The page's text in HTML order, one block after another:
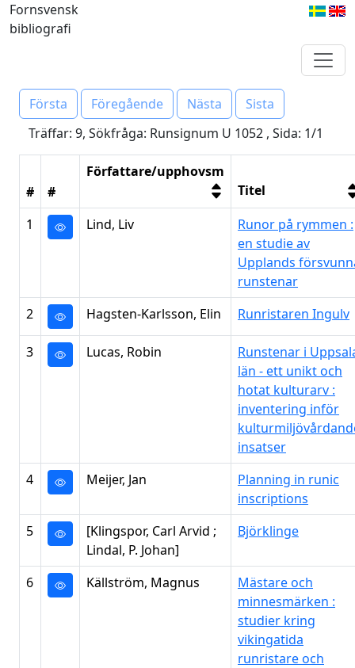
Fornsvensk
bibliografi
Första Föregående Nästa
Sista
Träffar: 9, Sökfråga: Runsignum U 1052 , Sida: 1/1
# #
Författare/upphovsm
Titel
1
Lind, Liv
Runor på rymmen :
en studie av
Upplands
runstenar
2
Hagsten-Karlsson, Elin Runristaren Ingulv
3 Lucas, Robin
Runstenar i
län - ett unikt och
hotat kulturarv :
inventering inför
insatser
4
Meijer, Jan
Planning in runic
inscriptions
5
[Klingspor, Carl Arvid ;
Lindal, P. Johan]
Björklinge
6 Källström, Magnus
Mästare och
minnesmärken :
studier kring
vikingatida
runristare och